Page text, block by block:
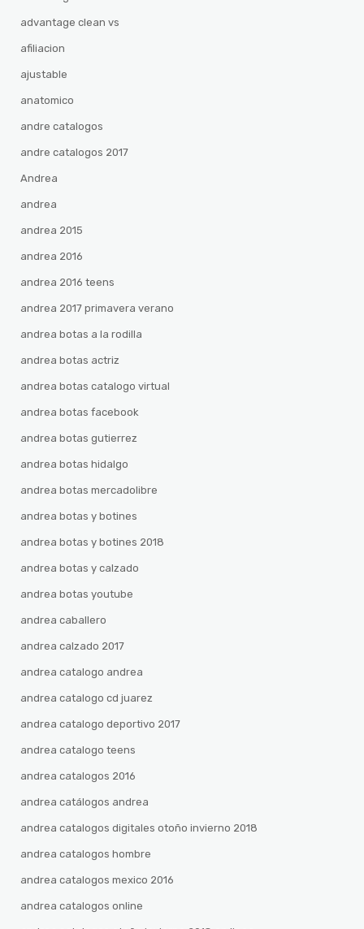
advantage clean vs
afiliacion
ajustable
anatomico
andre catalogos
andre catalogos 2017
Andrea
andrea
andrea 2015
andrea 2016
andrea 2016 teens
andrea 2017 primavera verano
andrea botas a la rodilla
andrea botas actriz
andrea botas catalogo virtual
andrea botas facebook
andrea botas gutierrez
andrea botas hidalgo
andrea botas mercadolibre
andrea botas y botines
andrea botas y botines 2018
andrea botas y calzado
andrea botas youtube
andrea caballero
andrea calzado 2017
andrea catalogo andrea
andrea catalogo cd juarez
andrea catalogo deportivo 2017
andrea catalogo teens
andrea catalogos 2016
andrea catálogos andrea
andrea catalogos digitales otoño invierno 2018
andrea catalogos hombre
andrea catalogos mexico 2016
andrea catalogos online